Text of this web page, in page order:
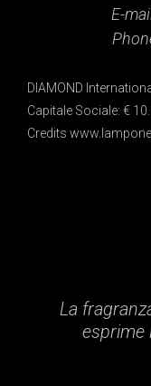
E-
DIAMOND
Capitale Sociale: €
Credits
La
esprime